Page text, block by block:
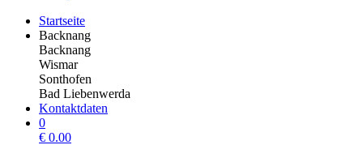
Startseite
Backnang
Backnang
Wismar
Sonthofen
Bad Liebenwerda
Kontaktdaten
0
€ 0.00